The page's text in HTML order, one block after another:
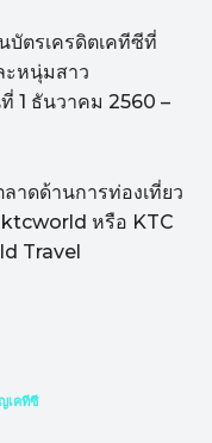
บัตรเครดิตเคทีซีที่
ะหนุ่มสาว
1 ธันวาคม 2560 –
ลาดด้านการท่องเที่ยว
ktcworld หรือ KTC
Travel
เคทีซี